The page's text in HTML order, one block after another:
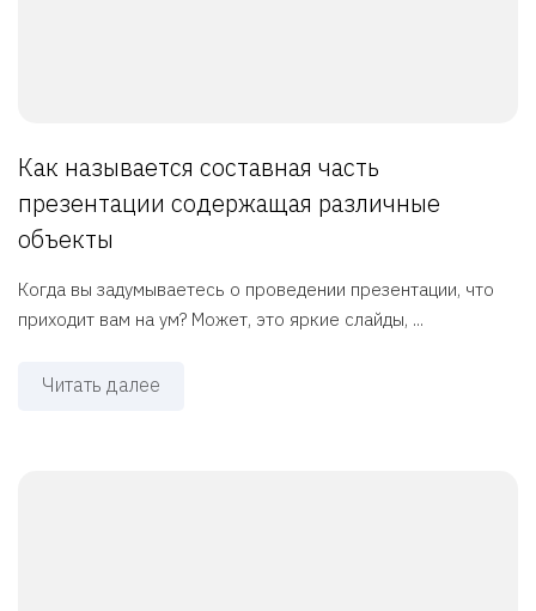
Как называется составная часть
презентации содержащая различные
объекты
Когда вы задумываетесь о проведении презентации, что
приходит вам на ум? Может, это яркие слайды, ...
Читать далее